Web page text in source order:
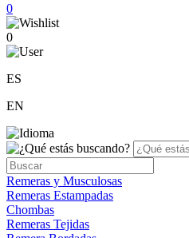
0
0
ES
EN
Remeras y Musculosas
Remeras Estampadas
Chombas
Remeras Tejidas